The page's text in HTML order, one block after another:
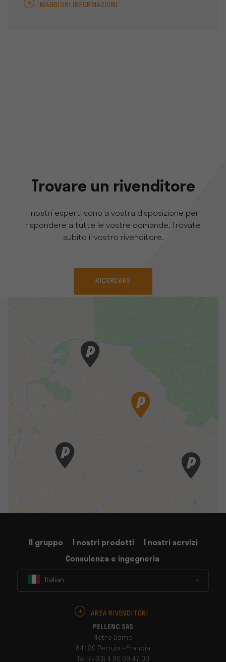
MAGGIORI INFORMAZIONI
Trovare un rivenditore
I nostri esperti sono a vostra disposizione per
rispondere a tutte le vostre domande. Trovate
subito il vostro rivenditore.
RICERCARE
Il gruppo I nostri prodotti
I nostri servizi
Consulenza e ingegneria
Italian
AREA RIVENDITORI
PELLENC SAS
Notre Dame
84120 Pertuis - Francia
Tel: (+33) 4 90 09 47 00